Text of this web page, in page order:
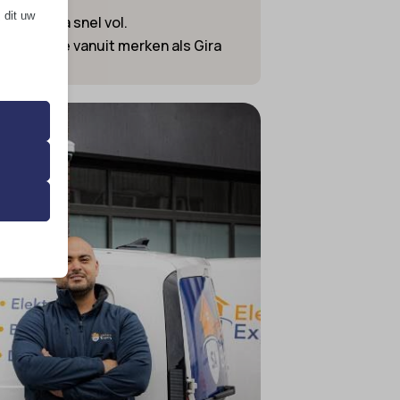
extra snel vol.
vanuit merken als Gira
dit uw
van